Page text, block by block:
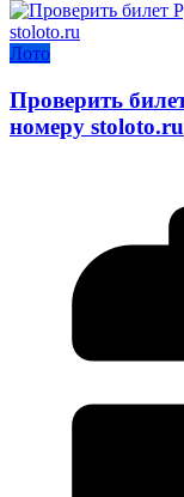
Лото
Проверить
номеру stoloto.ru